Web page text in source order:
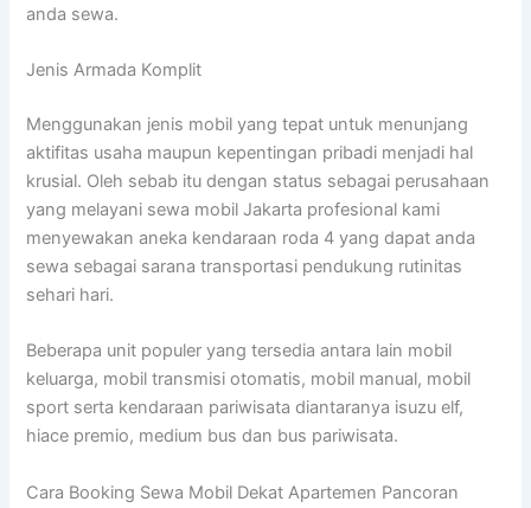
anda sewa.
Jenis Armada Komplit
Menggunakan jenis mobil yang tepat untuk menunjang
aktifitas usaha maupun kepentingan pribadi menjadi hal
krusial. Oleh sebab itu dengan status sebagai perusahaan
yang melayani sewa mobil Jakarta profesional kami
menyewakan aneka kendaraan roda 4 yang dapat anda
sewa sebagai sarana transportasi pendukung rutinitas
sehari hari.
Beberapa unit populer yang tersedia antara lain mobil
keluarga, mobil transmisi otomatis, mobil manual, mobil
sport serta kendaraan pariwisata diantaranya isuzu elf,
hiace premio, medium bus dan bus pariwisata.
Cara Booking Sewa Mobil Dekat Apartemen Pancoran